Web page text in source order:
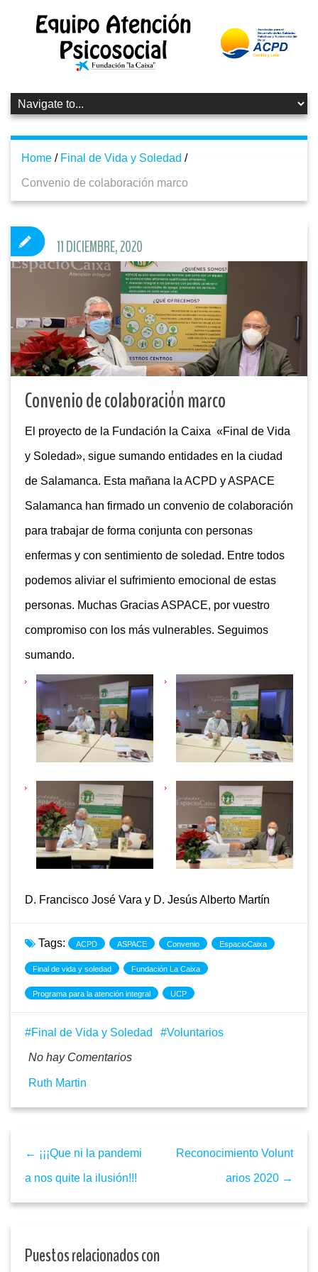
Home / Final de Vida y Soledad /
Convenio de colaboración marco
Convenio de colaboración marco
El proyecto de la Fundación la Caixa «Final de Vida
y Soledad», sigue sumando entidades en la ciudad
de Salamanca. Esta mañana la ACPD y ASPACE
Salamanca han firmado un convenio de colaboración
para trabajar de forma conjunta con personas
enfermas y con sentimiento de soledad. Entre todos
podemos aliviar el sufrimiento emocional de estas
personas. Muchas Gracias ASPACE, por vuestro
compromiso con los más vulnerables. Seguimos
sumando.
D. Francisco José Vara y D. Jesús Alberto Martín
Tags: ACPD ASPACE Convenio EspacioCaixa
Final de vida y soledad Fundación La Caixa
Programa para la atención integral UCP
11 DICIEMBRE, 2020
Final de Vida y Soledad Voluntarios
No hay Comentarios
Ruth Martin
← ¡¡¡Que ni la pandemi
a nos quite la ilusión!!!
Reconocimiento Volunt
arios 2020 →
Puestos relacionados con